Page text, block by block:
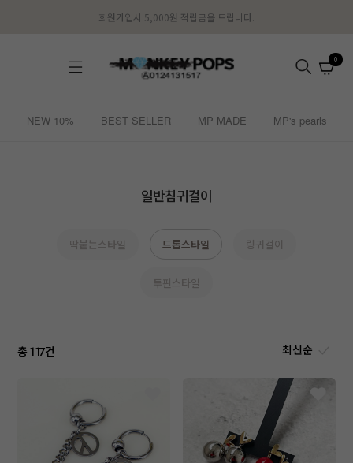
회원가입시 5,000원 적립금을 드립니다.
0
NEW 10% BEST SELLER MP MADE MP's pearls
일반침귀걸이
딱붙는스타일 드롭스타일 링귀걸이
투핀스타일
총 117건